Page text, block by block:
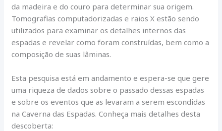
da madeira e do couro para determinar sua origem.
Tomografias computadorizadas e raios X estão sendo
utilizados para examinar os detalhes internos das
espadas e revelar como foram construídas, bem como a
composição de suas lâminas.
Esta pesquisa está em andamento e espera-se que gere
uma riqueza de dados sobre o passado dessas espadas
e sobre os eventos que as levaram a serem escondidas
na Caverna das Espadas. Conheça mais detalhes desta
descoberta: